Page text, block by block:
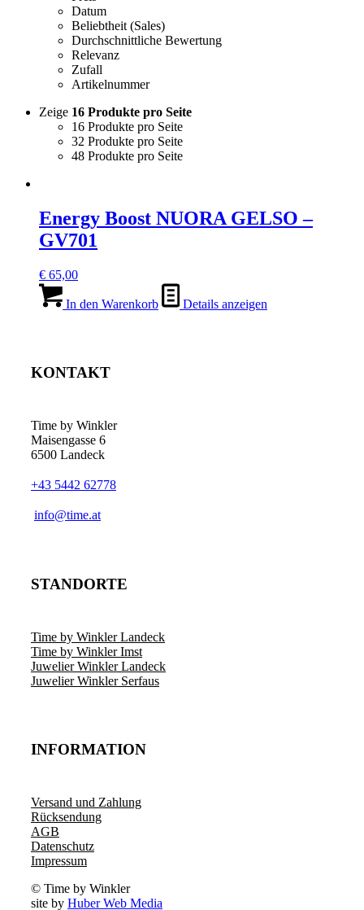
Datum
Beliebtheit (Sales)
Durchschnittliche Bewertung
Relevanz
Zufall
Artikelnummer
Zeige 16 Produkte pro Seite
16 Produkte pro Seite
32 Produkte pro Seite
48 Produkte pro Seite
Energy Boost NUORA GELSO –
GV701
€ 65,00
In den Warenkorb Details anzeigen
KONTAKT
Time by Winkler
Maisengasse 6
6500 Landeck
+43 5442 62778
­info@time.at
STANDORTE
Time by Winkler Landeck
Time by Winkler Imst
Juwelier Winkler Landeck
Juwelier Winkler Serfaus
INFORMATION
Versand und Zahlung
Rücksendung
AGB
Datenschutz
Impressum
© Time by Winkler
site by Huber Web Media